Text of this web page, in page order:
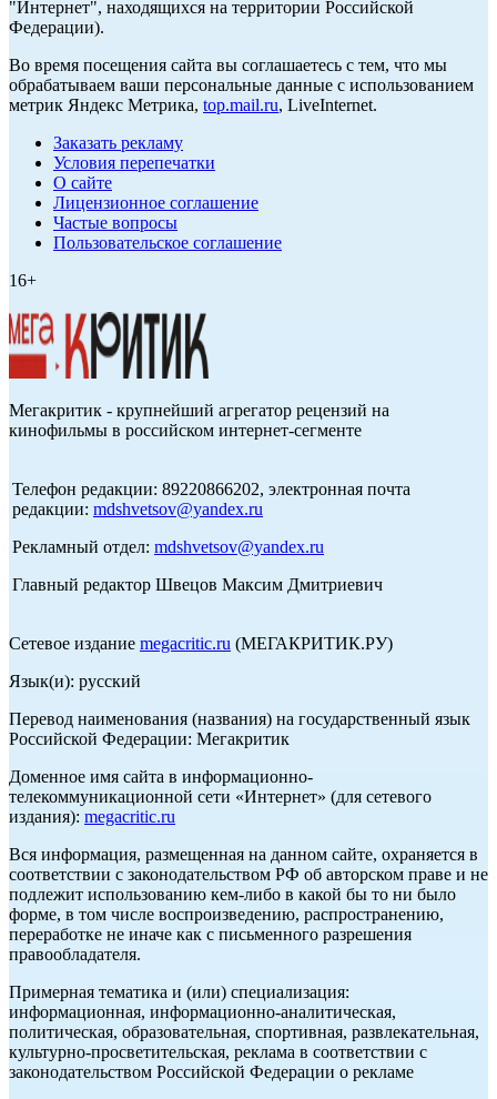
"Интернет", находящихся на территории Российской
Федерации).
Во время посещения сайта вы соглашаетесь с тем, что мы
обрабатываем ваши персональные данные с использованием
метрик Яндекс Метрика, top.mail.ru, LiveInternet.
Заказать рекламу
Условия перепечатки
О сайте
Лицензионное соглашение
Частые вопросы
Пользовательское соглашение
16+
Мегакритик - крупнейший агрегатор рецензий на
кинофильмы в российском интернет-сегменте
Телефон редакции: 89220866202, электронная почта
редакции: mdshvetsov@yandex.ru
Рекламный отдел: mdshvetsov@yandex.ru
Главный редактор Швецов Максим Дмитриевич
Сетевое издание megacritic.ru (МЕГАКРИТИК.РУ)
Язык(и): русский
Перевод наименования (названия) на государственный язык
Российской Федерации: Мегакритик
Доменное имя сайта в информационно-
телекоммуникационной сети «Интернет» (для сетевого
издания): megacritic.ru
Вся информация, размещенная на данном сайте, охраняется в
соответствии с законодательством РФ об авторском праве и не
подлежит использованию кем-либо в какой бы то ни было
форме, в том числе воспроизведению, распространению,
переработке не иначе как с письменного разрешения
правообладателя.
Примерная тематика и (или) специализация:
информационная, информационно-аналитическая,
политическая, образовательная, спортивная, развлекательная,
культурно-просветительская, реклама в соответствии с
законодательством Российской Федерации о рекламе